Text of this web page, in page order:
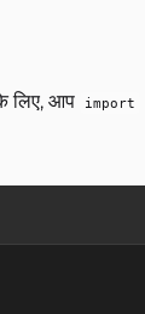
लिए, आप import